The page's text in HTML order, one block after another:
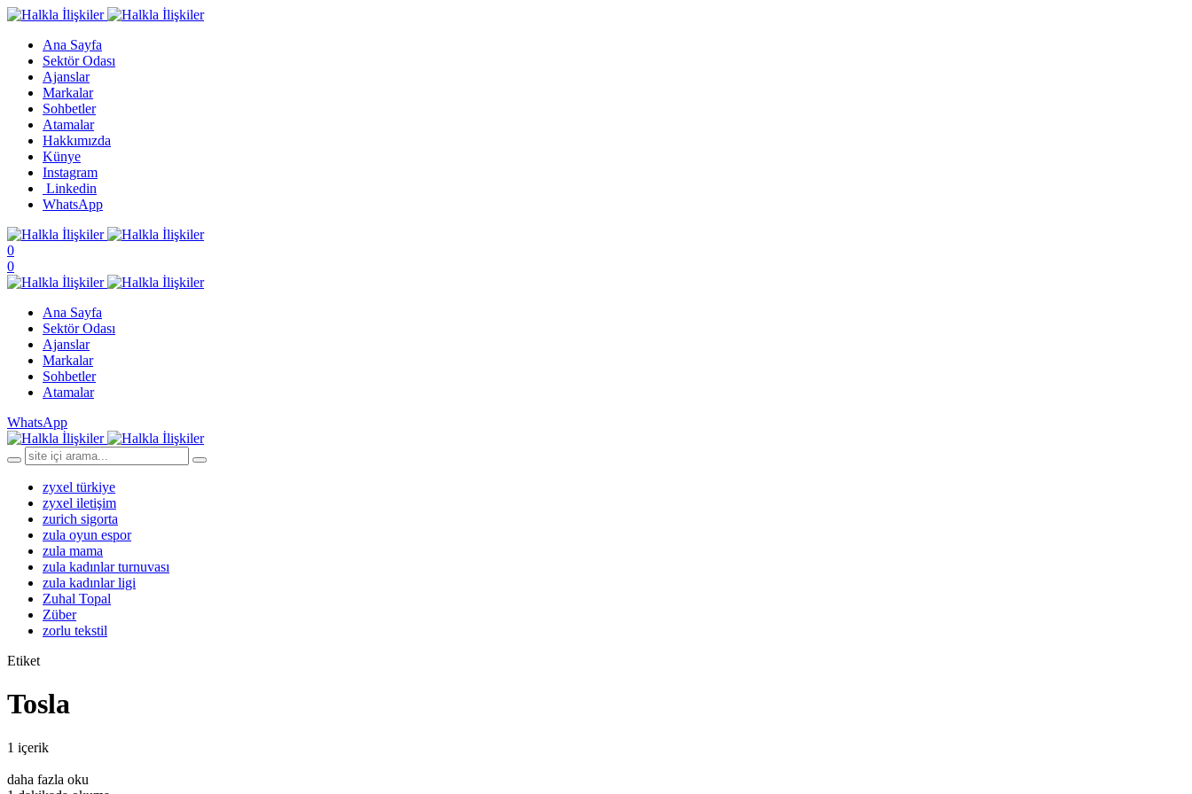
Ana Sayfa
Sektör Odası
Ajanslar
Markalar
Sohbetler
Atamalar
Hakkımızda
Künye
Instagram
Linkedin
WhatsApp
0
0
Ana Sayfa
Sektör Odası
Ajanslar
Markalar
Sohbetler
Atamalar
WhatsApp
zyxel türkiye
zyxel iletişim
zurich sigorta
zula oyun espor
zula mama
zula kadınlar turnuvası
zula kadınlar ligi
Zuhal Topal
Züber
zorlu tekstil
Etiket
Tosla
1 içerik
daha fazla oku